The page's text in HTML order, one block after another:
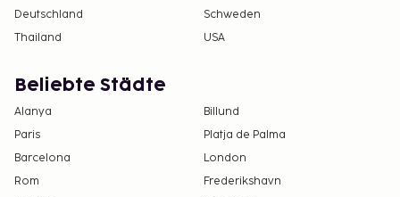
Deutschland
Schweden
Thailand
USA
Beliebte Städte
Alanya
Billund
Paris
Platja de Palma
Barcelona
London
Rom
Frederikshavn